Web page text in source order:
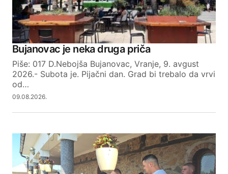
Your Name
Your E-mail
Bujanovac je neka druga priča
Piše: 017 D.Nebojša Bujanovac, Vranje, 9. avgust
2026.- Subota je. Pijačni dan. Grad bi trebalo da vrvi
od…
09.08.2026.